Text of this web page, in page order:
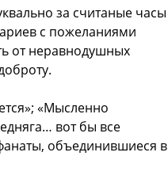
за считаные часы
с пожеланиями
от неравнодушных
«Мысленно
вот бы все
объединившиеся в